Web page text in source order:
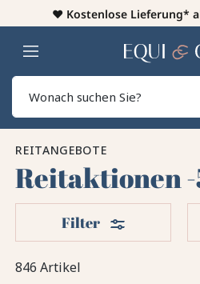
♥️ Kostenlose Lieferung*
Heim
REITANGEBOTE
Reitaktionen
846 Artikel
Filter Filter